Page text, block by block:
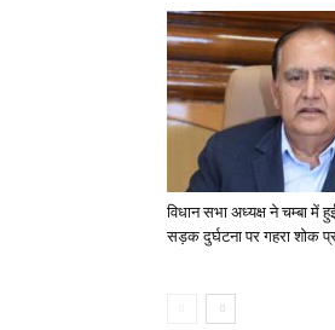
विधान सभा अध्यक्ष ने चम्बा में
सड़क दुर्घटना पर गहरा शोक